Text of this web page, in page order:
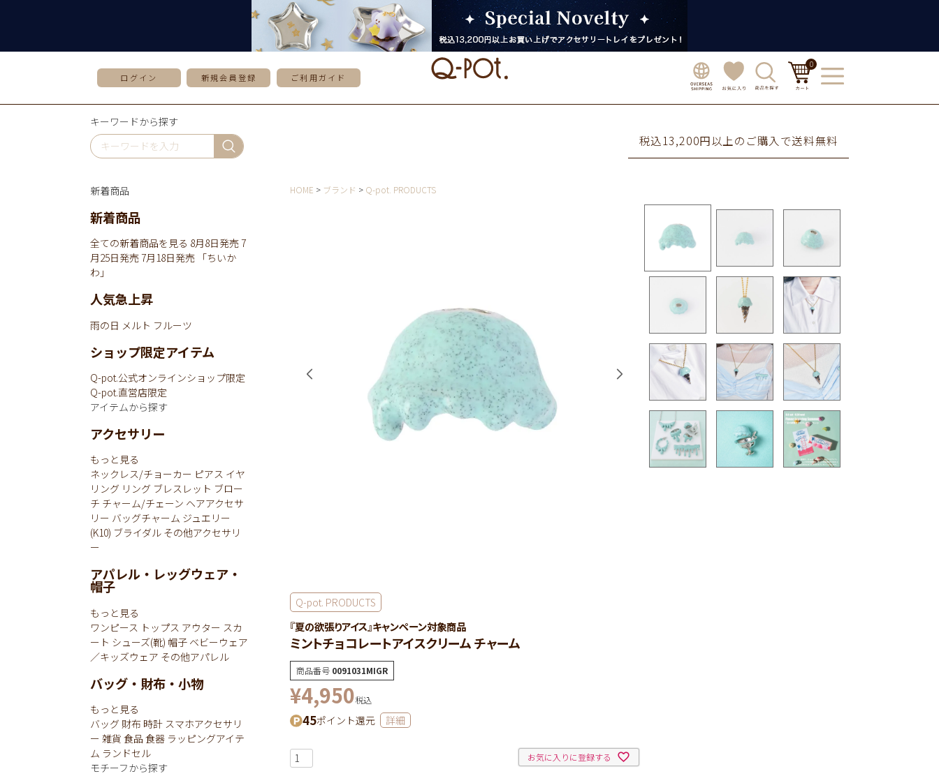
ログイン 新規会員登録 ご利用ガイド
0
キーワードから探す
税込13,200円以上のご購入で送料無料
HOME ブランド Q-pot. PRODUCTS
Q-pot. PRODUCTS
『夏の欲張りアイス』キャンペーン対象商品
ミントチョコレートアイスクリーム チャーム
商品番号 0091031MIGR
¥4,950税込
45ポイント還元 詳細
お気に入りに登録する
新着商品
新着商品
全ての新着商品を見る 8月8日発売7
月25日発売7月18日発売 「ちいか
わ」
人気急上昇
雨の日 メルト フルーツ
ショップ限定アイテム
Q-pot.公式オンラインショップ限定
Q-pot.直営店限定
アイテムから探す
アクセサリー
もっと見る
ネックレス/チョーカー ピアス イヤ
リング リング ブレスレット ブロー
チ チャーム/チェーン ヘアアクセサ
リー バッグチャーム ジュエリー
(K10) ブライダル その他アクセサリ
ー
アパレル・レッグウェア・
帽子
もっと見る
ワンピース トップス アウター スカ
ート シューズ(靴) 帽子 ベビーウェア
／キッズウェア その他アパレル
バッグ・財布・小物
もっと見る
バッグ 財布 時計 スマホアクセサリ
ー 雑貨 食品 食器 ラッピングアイテ
ム ランドセル
モチーフから探す